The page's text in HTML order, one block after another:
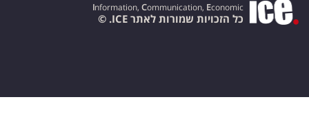
Information, Communication, Economic
כל הזכויות שמורות לאתר ICE. ©